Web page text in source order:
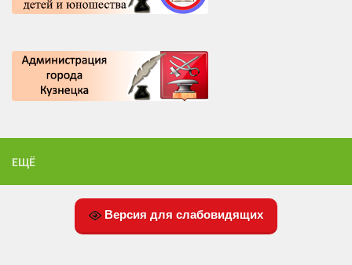
ЕЩЁ
Версия для слабовидящих